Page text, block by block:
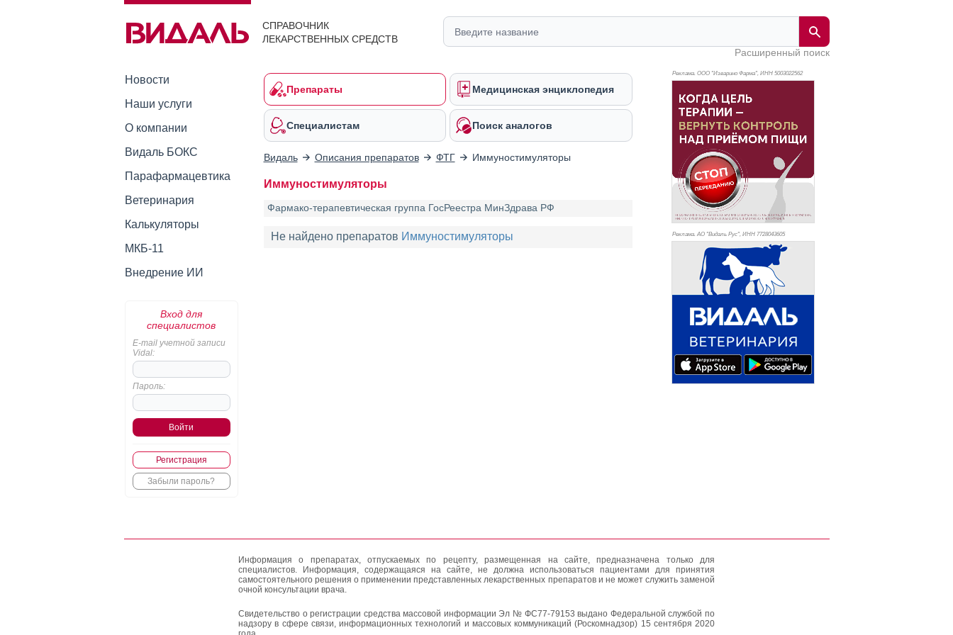
СПРАВОЧНИК
ЛЕКАРСТВЕННЫХ СРЕДСТВ
Расширенный поиск
Новости
Наши услуги
О компании
Видаль БОКС
Парафармацевтика
Ветеринария
Калькуляторы
МКБ-11
Внедрение ИИ
Вход для
специалистов
E-mail учетной записи
Vidal:
Пароль:
Регистрация
Забыли пароль?
Препараты Медицинская энциклопедия
Специалистам Поиск аналогов
Видаль Описания препаратов ФТГ Иммуностимуляторы
Иммуностимуляторы
Фармако-терапевтическая группа ГосРеестра МинЗдрава РФ
Не найдено препаратов Иммуностимуляторы
Реклама. ООО "Изварино Фарма", ИНН 5003022562
Реклама. АО "Видаль Рус", ИНН 7728043605
Информация о препаратах, отпускаемых по рецепту, размещенная на сайте, предназначена только для
специалистов. Информация, содержащаяся на сайте, не должна использоваться пациентами для принятия
самостоятельного решения о применении представленных лекарственных препаратов и не может служить заменой
очной консультации врача.
Свидетельство о регистрации средства массовой информации Эл № ФС77-79153 выдано Федеральной службой по
надзору в сфере связи, информационных технологий и массовых коммуникаций (Роскомнадзор) 15 сентября 2020